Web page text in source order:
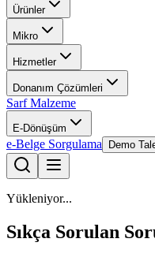
Ürünler
Mikro
Hizmetler
Donanım Çözümleri
Sarf Malzeme
E-Dönüşüm
e-Belge Sorgulama Demo
Yükleniyor...
Sıkça Sorulan